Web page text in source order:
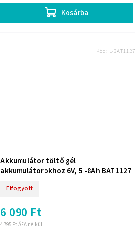
Kosárba
Akkumulátor töltő gél
akkumulátorokhoz 6V, 5 -8Ah BAT1127
Elfogyott
4 795 Ft ÁFA nélkül
6 090 Ft
Kód: L-BAT1127